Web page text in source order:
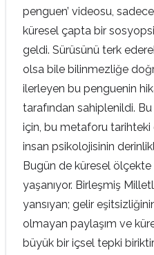
penguen’ videosu,
küresel çapta bir
geldi. Sürüsünü terk
olsa bile bilinmezliğe
ilerleyen bu penguenin
tarafından sahiplenildi.
için, bu metaforu
insan psikolojisinin
Bugün de küresel
yaşanıyor. Birleşmiş
yansıyan; gelir
olmayan paylaşım ve
büyük bir içsel tepki